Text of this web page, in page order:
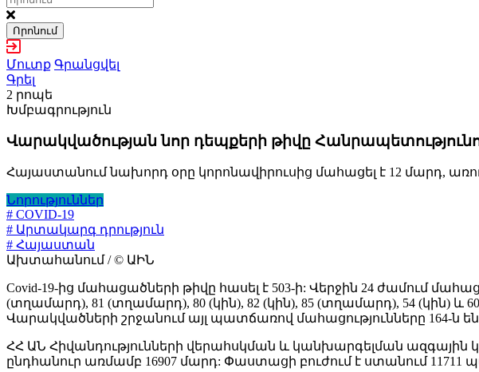
Որոնում
Մուտք Գրանցվել
Գրել
2 րոպե
Խմբագրություն
Վարակվածության նոր դեպքերի թիվը
Հայաստանում նախորդ օրը կորոնավիրուսից մահացել է 12 մարդ,
Նորություններ
# COVID-19
# Արտակարգ դրություն
# Հայաստան
Ախտահանում / © ԱԻՆ
Covid-19-ից մահացածների թիվը հասել է 503-ի: Վերջին 24 ժամում
(տղամարդ), 81 (տղամարդ), 80 (կին), 82 (կին), 85 (տղամարդ), 54 (կին) և
Վարակվածների շրջանում այլ պատճառով մահացությունները 164-ն են
ՀՀ ԱՆ Հիվանդությունների վերահսկման և կանխարգելման ազգային
ընդհանուր առմամբ 16907 մարդ: Փաստացի բուժում է ստանում 11711